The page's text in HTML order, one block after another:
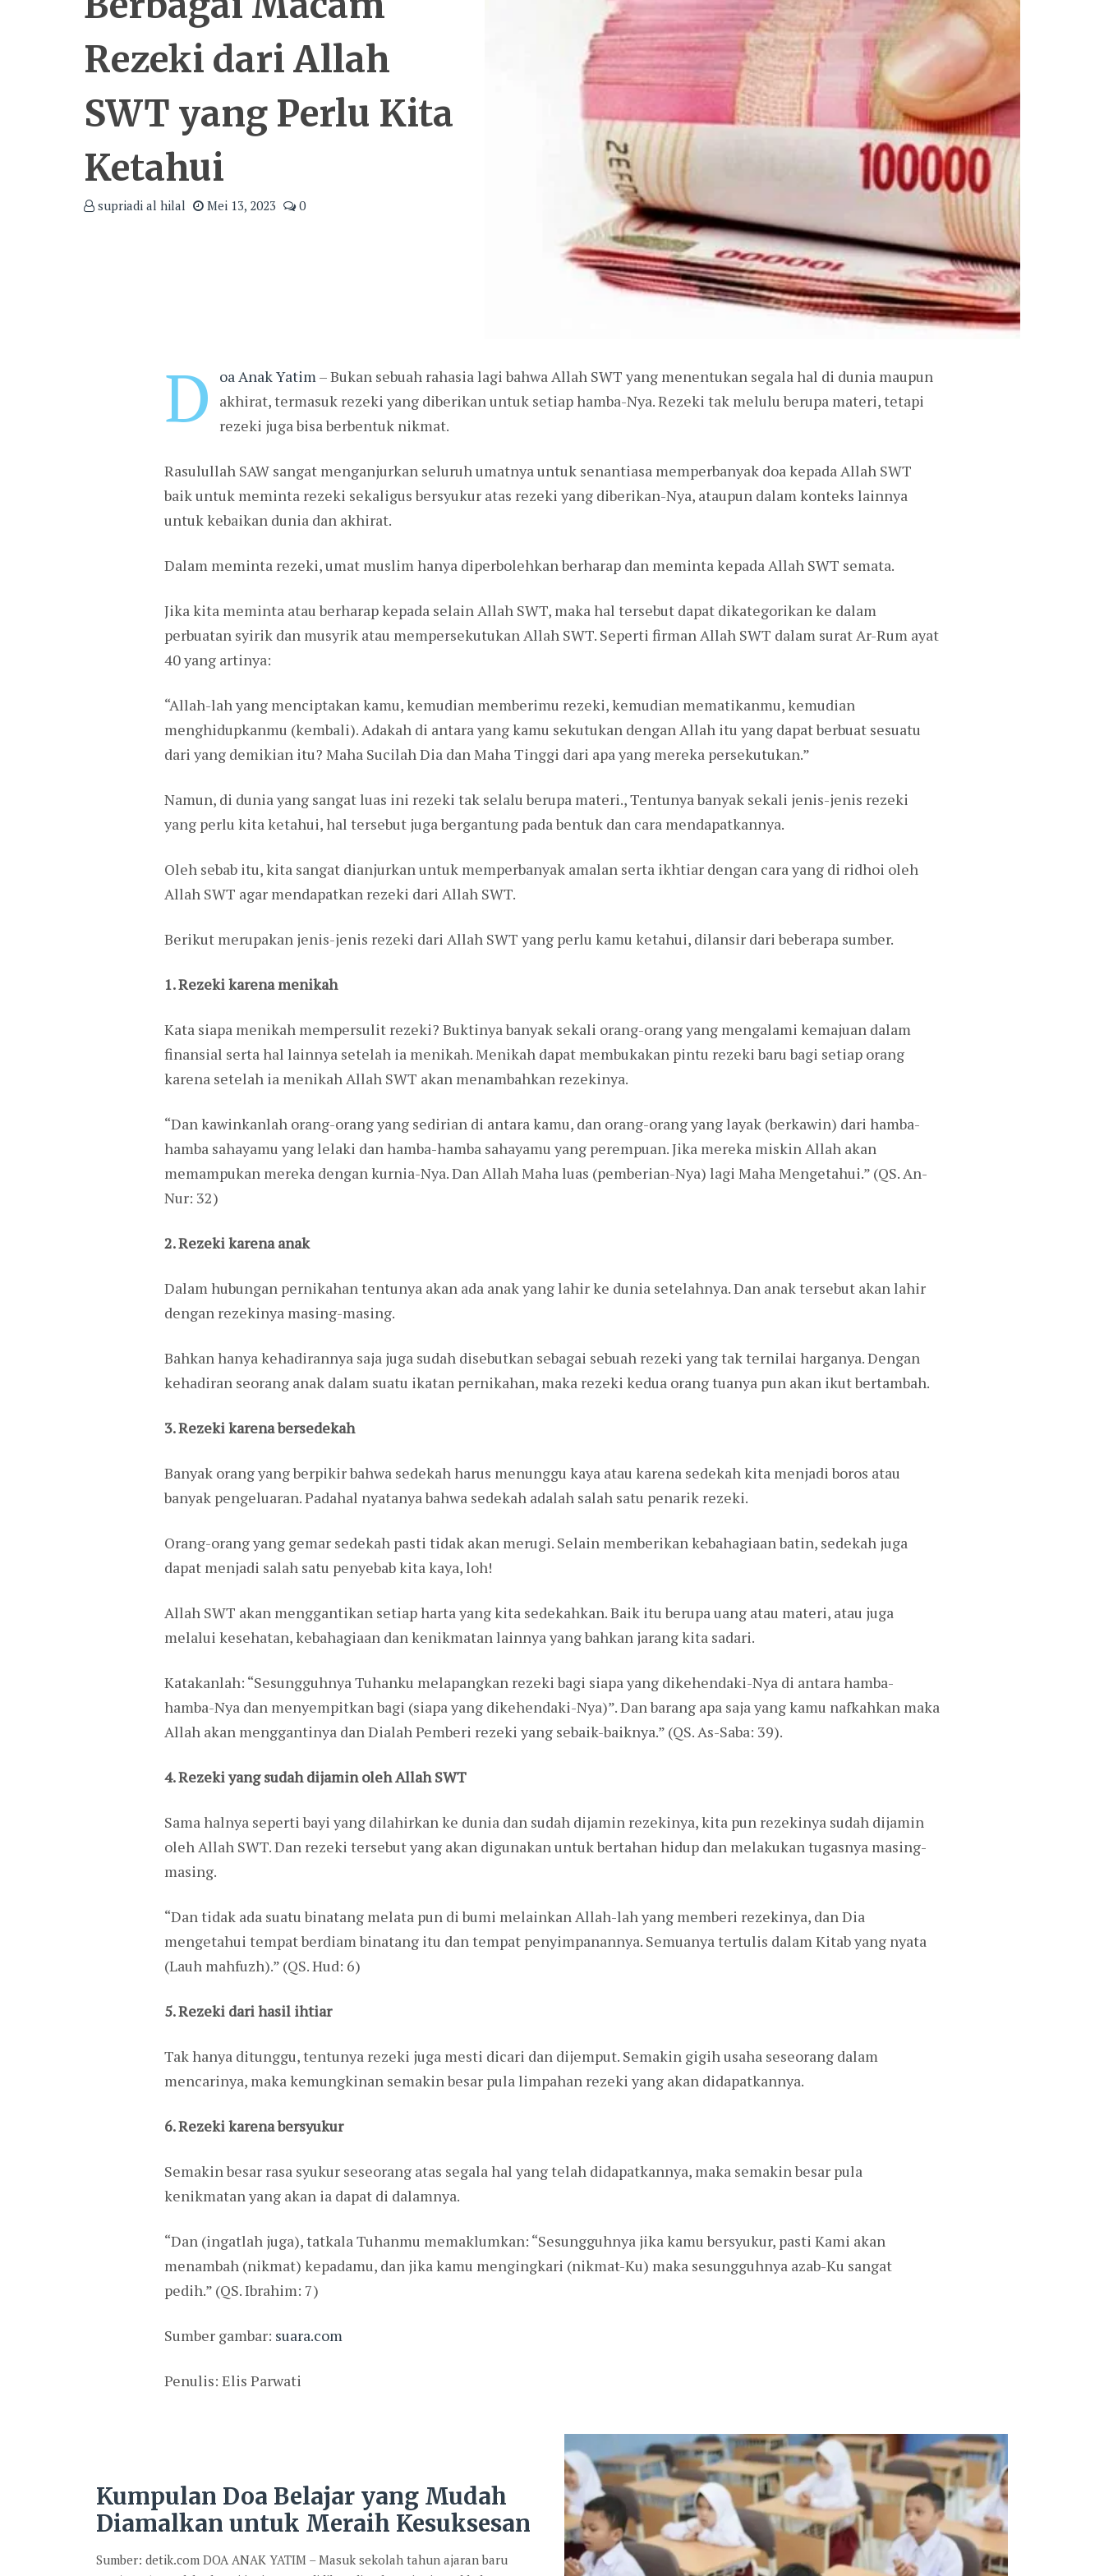
Rezeki dari Allah
SWT yang Perlu Kita
Ketahui
supriadi al hilal Mei 13, 2023 0
D oa Anak Yatim – Bukan sebuah rahasia lagi bahwa Allah SWT yang menentukan segala hal di dunia maupun
akhirat, termasuk rezeki yang diberikan untuk setiap hamba-Nya. Rezeki tak melulu berupa materi, tetapi
rezeki juga bisa berbentuk nikmat.
Rasulullah SAW sangat menganjurkan seluruh umatnya untuk senantiasa memperbanyak doa kepada Allah SWT
baik untuk meminta rezeki sekaligus bersyukur atas rezeki yang diberikan-Nya, ataupun dalam konteks lainnya
untuk kebaikan dunia dan akhirat.
Dalam meminta rezeki, umat muslim hanya diperbolehkan berharap dan meminta kepada Allah SWT semata.
Jika kita meminta atau berharap kepada selain Allah SWT, maka hal tersebut dapat dikategorikan ke dalam
perbuatan syirik dan musyrik atau mempersekutukan Allah SWT. Seperti firman Allah SWT dalam surat Ar-Rum ayat
40 yang artinya:
“Allah-lah yang menciptakan kamu, kemudian memberimu rezeki, kemudian mematikanmu, kemudian
menghidupkanmu (kembali). Adakah di antara yang kamu sekutukan dengan Allah itu yang dapat berbuat sesuatu
dari yang demikian itu? Maha Sucilah Dia dan Maha Tinggi dari apa yang mereka persekutukan.”
Namun, di dunia yang sangat luas ini rezeki tak selalu berupa materi., Tentunya banyak sekali jenis-jenis rezeki
yang perlu kita ketahui, hal tersebut juga bergantung pada bentuk dan cara mendapatkannya.
Oleh sebab itu, kita sangat dianjurkan untuk memperbanyak amalan serta ikhtiar dengan cara yang di ridhoi oleh
Allah SWT agar mendapatkan rezeki dari Allah SWT.
Berikut merupakan jenis-jenis rezeki dari Allah SWT yang perlu kamu ketahui, dilansir dari beberapa sumber.
1. Rezeki karena menikah
Kata siapa menikah mempersulit rezeki? Buktinya banyak sekali orang-orang yang mengalami kemajuan dalam
finansial serta hal lainnya setelah ia menikah. Menikah dapat membukakan pintu rezeki baru bagi setiap orang
karena setelah ia menikah Allah SWT akan menambahkan rezekinya.
“Dan kawinkanlah orang-orang yang sedirian di antara kamu, dan orang-orang yang layak (berkawin) dari hamba-
hamba sahayamu yang lelaki dan hamba-hamba sahayamu yang perempuan. Jika mereka miskin Allah akan
memampukan mereka dengan kurnia-Nya. Dan Allah Maha luas (pemberian-Nya) lagi Maha Mengetahui.” (QS. An-
Nur: 32)
2. Rezeki karena anak
Dalam hubungan pernikahan tentunya akan ada anak yang lahir ke dunia setelahnya. Dan anak tersebut akan lahir
dengan rezekinya masing-masing.
Bahkan hanya kehadirannya saja juga sudah disebutkan sebagai sebuah rezeki yang tak ternilai harganya. Dengan
kehadiran seorang anak dalam suatu ikatan pernikahan, maka rezeki kedua orang tuanya pun akan ikut bertambah.
3. Rezeki karena bersedekah
Banyak orang yang berpikir bahwa sedekah harus menunggu kaya atau karena sedekah kita menjadi boros atau
banyak pengeluaran. Padahal nyatanya bahwa sedekah adalah salah satu penarik rezeki.
Orang-orang yang gemar sedekah pasti tidak akan merugi. Selain memberikan kebahagiaan batin, sedekah juga
dapat menjadi salah satu penyebab kita kaya, loh!
Allah SWT akan menggantikan setiap harta yang kita sedekahkan. Baik itu berupa uang atau materi, atau juga
melalui kesehatan, kebahagiaan dan kenikmatan lainnya yang bahkan jarang kita sadari.
Katakanlah: “Sesungguhnya Tuhanku melapangkan rezeki bagi siapa yang dikehendaki-Nya di antara hamba-
hamba-Nya dan menyempitkan bagi (siapa yang dikehendaki-Nya)”. Dan barang apa saja yang kamu nafkahkan maka
Allah akan menggantinya dan Dialah Pemberi rezeki yang sebaik-baiknya.” (QS. As-Saba: 39).
4. Rezeki yang sudah dijamin oleh Allah SWT
Sama halnya seperti bayi yang dilahirkan ke dunia dan sudah dijamin rezekinya, kita pun rezekinya sudah dijamin
oleh Allah SWT. Dan rezeki tersebut yang akan digunakan untuk bertahan hidup dan melakukan tugasnya masing-
masing.
“Dan tidak ada suatu binatang melata pun di bumi melainkan Allah-lah yang memberi rezekinya, dan Dia
mengetahui tempat berdiam binatang itu dan tempat penyimpanannya. Semuanya tertulis dalam Kitab yang nyata
(Lauh mahfuzh).” (QS. Hud: 6)
5. Rezeki dari hasil ihtiar
Tak hanya ditunggu, tentunya rezeki juga mesti dicari dan dijemput. Semakin gigih usaha seseorang dalam
mencarinya, maka kemungkinan semakin besar pula limpahan rezeki yang akan didapatkannya.
6. Rezeki karena bersyukur
Semakin besar rasa syukur seseorang atas segala hal yang telah didapatkannya, maka semakin besar pula
kenikmatan yang akan ia dapat di dalamnya.
“Dan (ingatlah juga), tatkala Tuhanmu memaklumkan: “Sesungguhnya jika kamu bersyukur, pasti Kami akan
menambah (nikmat) kepadamu, dan jika kamu mengingkari (nikmat-Ku) maka sesungguhnya azab-Ku sangat
pedih.” (QS. Ibrahim: 7)
Sumber gambar: suara.com
Penulis: Elis Parwati
Kumpulan Doa Belajar yang Mudah
Diamalkan untuk Meraih Kesuksesan
Sumber: detik.com DOA ANAK YATIM – Masuk sekolah tahun ajaran baru